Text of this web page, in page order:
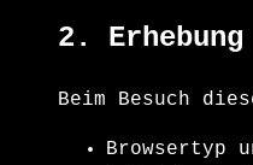
2. Erhebung
Beim Besuch
Browsertyp